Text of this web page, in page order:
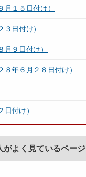
１５日付け）
日付け）
９日付け）
年６月２８日付け）
付け）
がよく見ているページ